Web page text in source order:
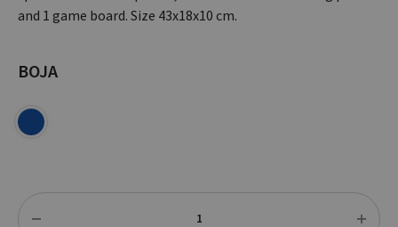
and 1 game board. Size 43x18x10 cm.
BOJA
Količina